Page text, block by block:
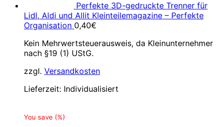
Perfekte 3D-gedruckte Trenner für
Lidl, Aldi und Allit Kleinteilemagazine – Perfekte
Organisation 0,40€
Kein Mehrwertsteuerausweis, da Kleinunternehmer
nach §19 (1) UStG.
zzgl. Versandkosten
Lieferzeit: Individualisiert
You save (%)